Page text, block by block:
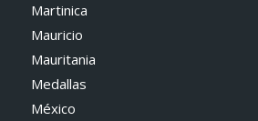
Martinica
Mauricio
Mauritania
Medallas
México